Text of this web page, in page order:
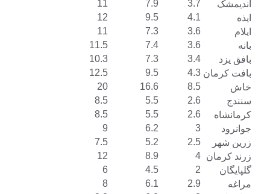
3.7
7.9
11
4.1
9.5
12
3.6
7.3
11
3.6
7.4
11.5
3.4
7.3
10.3
4.3
9.5
12.5
8.5
16.6
20
2.6
5.5
8.5
2.6
5.5
8.5
3
6.2
9
2.5
5.2
7.5
4
8.9
12
2
4.5
6
2.9
6.1
8